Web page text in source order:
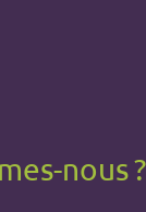
nous ?